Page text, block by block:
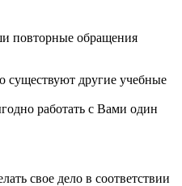
повторные обращения
другие учебные
работать с Вами один
свое дело в соответствии